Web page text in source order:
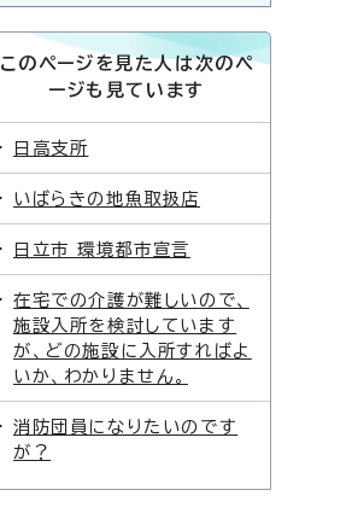
このページを見た人は次のペ
ージも見ています
日高支所
いばらきの地魚取扱店
日立市 環境都市宣言
在宅での介護が難しいので、
施設入所を検討しています
が、どの施設に入所すればよ
いか、わかりません。
消防団員になりたいのです
が？